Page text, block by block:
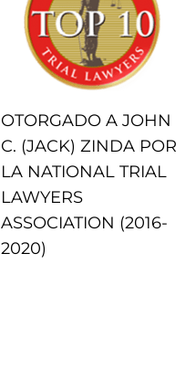
OTORGADO A JOHN
C. (JACK) ZINDA POR
LA NATIONAL TRIAL
LAWYERS
ASSOCIATION (2016-
2020)